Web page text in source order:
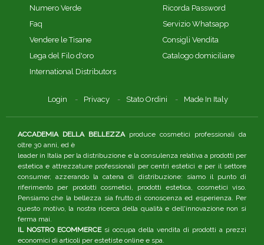
Numero Verde
Faq
Vendere le Tisane
Lega del Filo d'oro
International Distributors
Ricorda Password
Servizio Whatsapp
Consigli Vendita
Catalogo domiciliare
Login Privacy Stato Ordini Made In Italy
ACCADEMIA DELLA BELLEZZA produce cosmetici professionali da
oltre 30 anni, ed è
leader in Italia per la distribuzione e la consulenza relativa a prodotti per
estetica e attrezzature professionali per centri estetici e per il settore
consumer, azzerando la catena di distribuzione: siamo il punto di
riferimento per prodotti cosmetici, prodotti estetica, cosmetici viso.
Pensiamo che la bellezza sia frutto di conoscenza ed esperienza. Per
questo motivo, la nostra ricerca della qualità e dell'innovazione non si
ferma mai.
IL NOSTRO ECOMMERCEsi occupa della vendita di prodotti a prezzi
economici di articoli per estetiste online e spa.